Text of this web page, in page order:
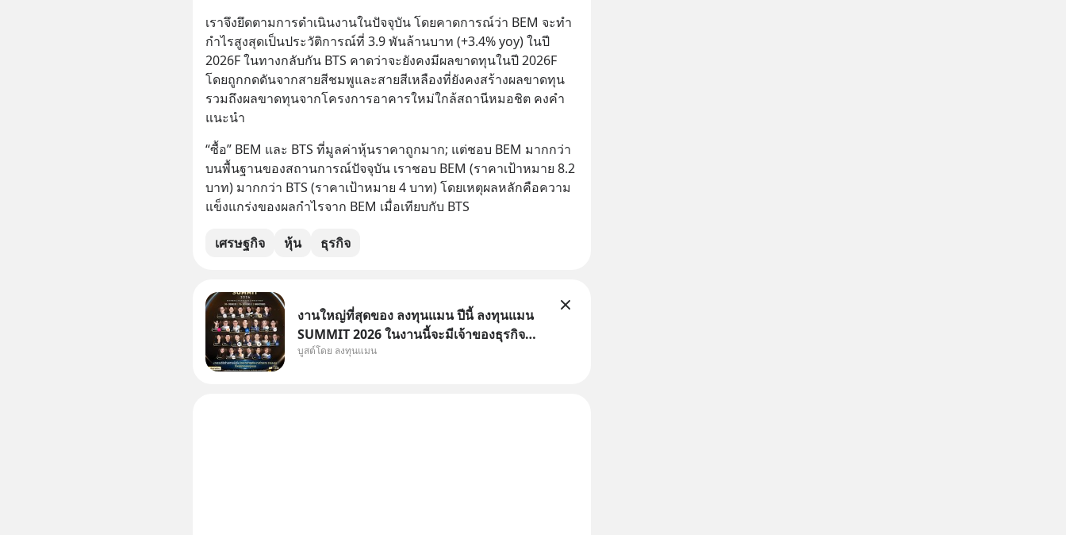
เราจึงยึดตามการดำเนินงานในปัจจุบัน โดยคาดการณ์ว่า BEM จะทำ
กำไรสูงสุดเป็นประวัติการณ์ที่ 3.9 พันล้านบาท (+3.4% yoy) ในปี
2026F ในทางกลับกัน BTS คาดว่าจะยังคงมีผลขาดทุนในปี 2026F
โดยถูกกดดันจากสายสีชมพูและสายสีเหลืองที่ยังคงสร้างผลขาดทุน
รวมถึงผลขาดทุนจากโครงการอาคารใหม่ใกล้สถานีหมอชิต คงคำ
แนะนำ
“ซื้อ” BEM และ BTS ที่มูลค่าหุ้นราคาถูกมาก; แต่ชอบ BEM มากกว่า
บนพื้นฐานของสถานการณ์ปัจจุบัน เราชอบ BEM (ราคาเป้าหมาย 8.2
บาท) มากกว่า BTS (ราคาเป้าหมาย 4 บาท) โดยเหตุผลหลักคือความ
แข็งแกร่งของผลกำไรจาก BEM เมื่อเทียบกับ BTS
เศรษฐกิจ หุ้น ธุรกิจ
งานใหญ่ที่สุดของ ลงทุนแมน ปีนี้ ลงทุนแมน
SUMMIT 2026 ในงานนี้จะมีเจ้าของธุรกิจ
Dr.PONG, หมึกกรุบ, Srichand, Jones’
บูสต์โดย ลงทุนแมน